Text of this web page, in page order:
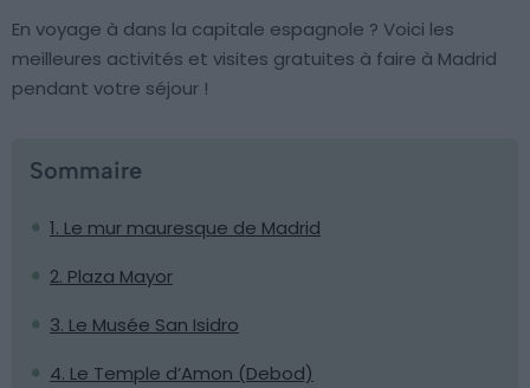
En voyage à dans la capitale espagnole ? Voici les
meilleures activités et visites gratuites à faire à Madrid
pendant votre séjour !
Sommaire
1. Le mur mauresque de Madrid
2. Plaza Mayor
3. Le Musée San Isidro
4. Le Temple d’Amon (Debod)